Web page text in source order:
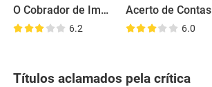
O Cobrador de Impostos
6.2
Acerto de Contas
6.0
Títulos aclamados pela crítica